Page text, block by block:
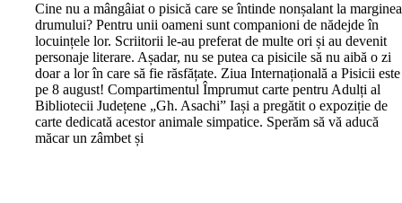
Cine nu a mângâiat o pisică care se întinde nonșalant la marginea
drumului? Pentru unii oameni sunt companioni de nădejde în
locuințele lor. Scriitorii le-au preferat de multe ori și au devenit
personaje literare. Așadar, nu se putea ca pisicile să nu aibă o zi
doar a lor în care să fie răsfățate. Ziua Internațională a Pisicii este
pe 8 august! Compartimentul Împrumut carte pentru Adulți al
Bibliotecii Județene „Gh. Asachi” Iași a pregătit o expoziție de
carte dedicată acestor animale simpatice. Sperăm să vă aducă
măcar un zâmbet și